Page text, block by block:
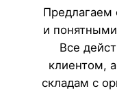
Предлагаем
и
Все
клиентом,
складам с